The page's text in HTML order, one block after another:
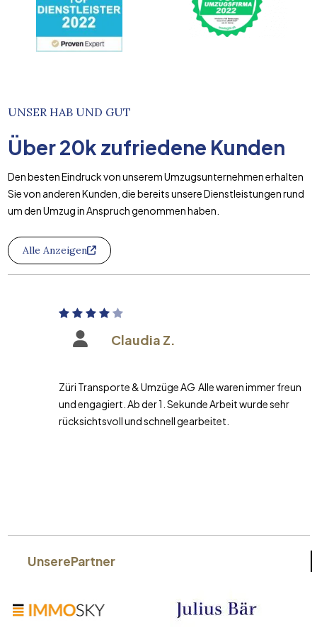
UNSER HAB UND GUT
Über20k zufriedene Kunden
Den besten Eindruck von unserem Umzugsunternehmen erhalten
Sie von anderen Kunden, die bereits unsere Dienstleistungen rund
um den Umzug in Anspruch genommen haben.
Alle Anzeigen
Claudia Z.
Züri Transporte & Umzüge AG Alle waren immer freundlich
und engagiert. Ab der 1. Sekunde Arbeit wurde sehr
rücksichtsvoll und schnell gearbeitet.
UnserePartner